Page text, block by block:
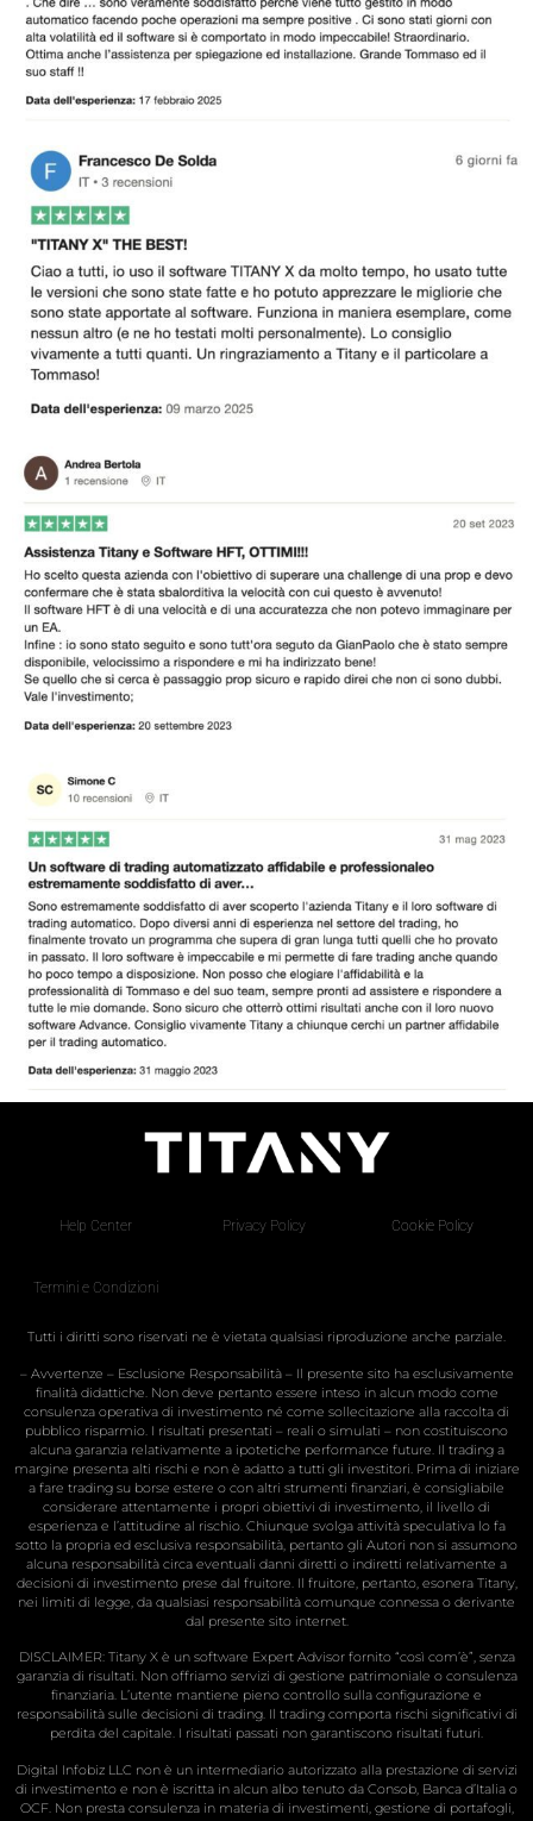
Help Center Privacy Policy Cookie Policy
Termini e Condizioni
Tutti i diritti sono riservati ne è vietata qualsiasi riproduzione anche parziale.
– Avvertenze – Esclusione Responsabilità – Il presente sito ha esclusivamente
finalità didattiche. Non deve pertanto essere inteso in alcun modo come
consulenza operativa di investimento né come sollecitazione alla raccolta di
pubblico risparmio. I risultati presentati – reali o simulati – non costituiscono
alcuna garanzia relativamente a ipotetiche performance future. Il trading a
margine presenta alti rischi e non è adatto a tutti gli investitori. Prima di iniziare
a fare trading su borse estere o con altri strumenti finanziari, è consigliabile
considerare attentamente i propri obiettivi di investimento, il livello di
esperienza e l’attitudine al rischio. Chiunque svolga attività speculativa lo fa
sotto la propria ed esclusiva responsabilità, pertanto gli Autori non si assumono
alcuna responsabilità circa eventuali danni diretti o indiretti relativamente a
decisioni di investimento prese dal fruitore. Il fruitore, pertanto, esonera Titany,
nei limiti di legge, da qualsiasi responsabilità comunque connessa o derivante
dal presente sito internet.
DISCLAIMER: Titany X è un software Expert Advisor fornito “così com’è”, senza
garanzia di risultati. Non offriamo servizi di gestione patrimoniale o consulenza
finanziaria. L’utente mantiene pieno controllo sulla configurazione e
responsabilità sulle decisioni di trading. Il trading comporta rischi significativi di
perdita del capitale. I risultati passati non garantiscono risultati futuri.
Digital Infobiz LLC non è un intermediario autorizzato alla prestazione di servizi
di investimento e non è iscritta in alcun albo tenuto da Consob, Banca d’Italia o
OCF. Non presta consulenza in materia di investimenti, gestione di portafogli,